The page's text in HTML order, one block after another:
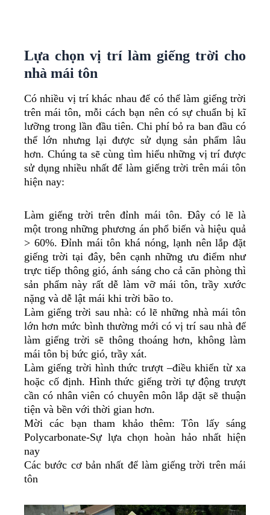
Lựa chọn vị trí làm giếng trời cho
nhà mái tôn
Có nhiều vị trí khác nhau để có thể làm giếng trời
trên mái tôn, mỗi cách bạn nên có sự chuẩn bị kĩ
lưỡng trong lần đầu tiên. Chi phí bỏ ra ban đầu có
thể lớn nhưng lại được sử dụng sản phẩm lâu
hơn. Chúng ta sẽ cùng tìm hiểu những vị trí được
sử dụng nhiều nhất để làm giếng trời trên mái tôn
hiện nay:
Làm giếng trời trên đỉnh mái tôn. Đây có lẽ là
một trong những phương án phổ biến và hiệu quả
> 60%. Đỉnh mái tôn khá nóng, lạnh nên lắp đặt
giếng trời tại đây, bên cạnh những ưu điểm như
trực tiếp thông gió, ánh sáng cho cả căn phòng thì
sản phẩm này rất dễ làm vỡ mái tôn, trầy xước
nặng và dễ lật mái khi trời bão to.
Làm giếng trời sau nhà: có lẽ những nhà mái tôn
lớn hơn mức bình thường mới có vị trí sau nhà để
làm giếng trời sẽ thông thoáng hơn, không làm
mái tôn bị bức gió, trầy xát.
Làm giếng trời hình thức trượt –điều khiển từ xa
hoặc cố định. Hình thức giếng trời tự động trượt
cần có nhân viên có chuyên môn lắp dặt sẽ thuận
tiện và bền với thời gian hơn.
Mời các bạn tham khảo thêm: Tôn lấy sáng
Polycarbonate-Sự lựa chọn hoàn hảo nhất hiện
nay
Các bước cơ bản nhất để làm giếng trời trên mái
tôn